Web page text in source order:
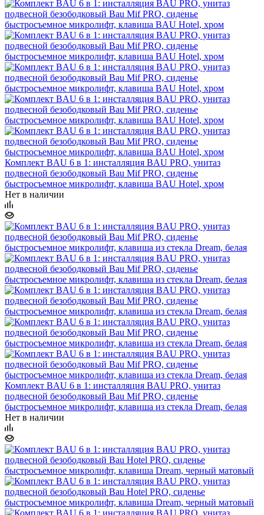
Комплект BAU 6 в 1: инсталляция BAU PRO, унитаз
подвесной безободковый Bau Mif PRO, сиденье
быстросъемное микролифт, клавиша BAU Hotel, хром
Нет в наличии
Комплект BAU 6 в 1: инсталляция BAU PRO, унитаз
подвесной безободковый Bau Mif PRO, сиденье
быстросъемное микролифт, клавиша из стекла Dream, белая
Нет в наличии